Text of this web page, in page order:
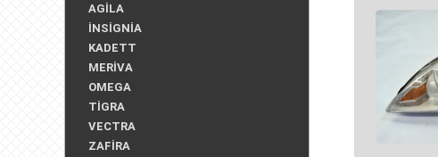
AGİLA
İNSİGNİA
KADETT
MERİVA
OMEGA
TİGRA
VECTRA
ZAFİRA